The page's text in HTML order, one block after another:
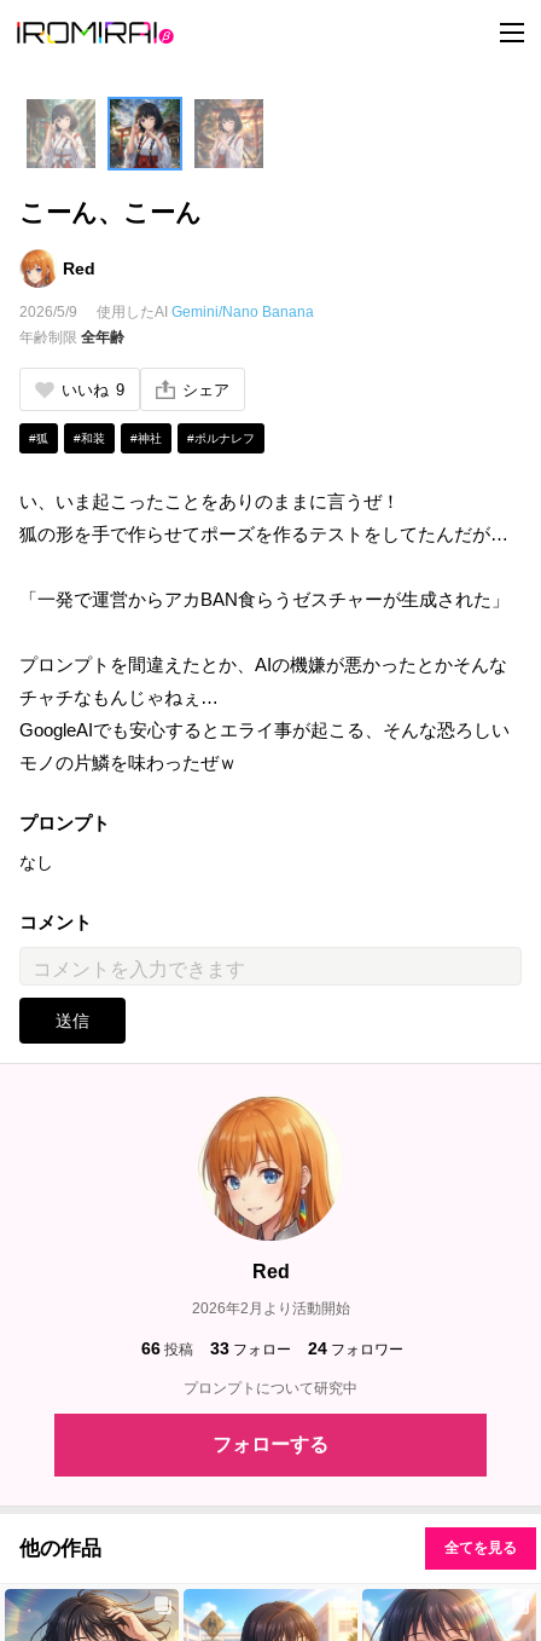
t
o
こーん、こーん
Red
2026/5/9 使用したAI Gemini/Nano Banana
年齢制限 全年齢
いいね 9 シェア
#狐 #和装 #神社 #ポルナレフ
い、いま起こったことをありのままに言うぜ！
狐の形を手で作らせてポーズを作るテストをしてたんだが…
「一発で運営からアカBAN食らうゼスチャーが生成された」
プロンプトを間違えたとか、AIの機嫌が悪かったとかそんな
チャチなもんじゃねぇ…
GoogleAIでも安心するとエライ事が起こる、そんな恐ろしい
モノの片鱗を味わったぜｗ
プロンプト
なし
コメント
送信
Red
2026年2月より活動開始
66 投稿 33 フォロー 24 フォロワー
プロンプトについて研究中
フォローする
他の作品 全てを見る